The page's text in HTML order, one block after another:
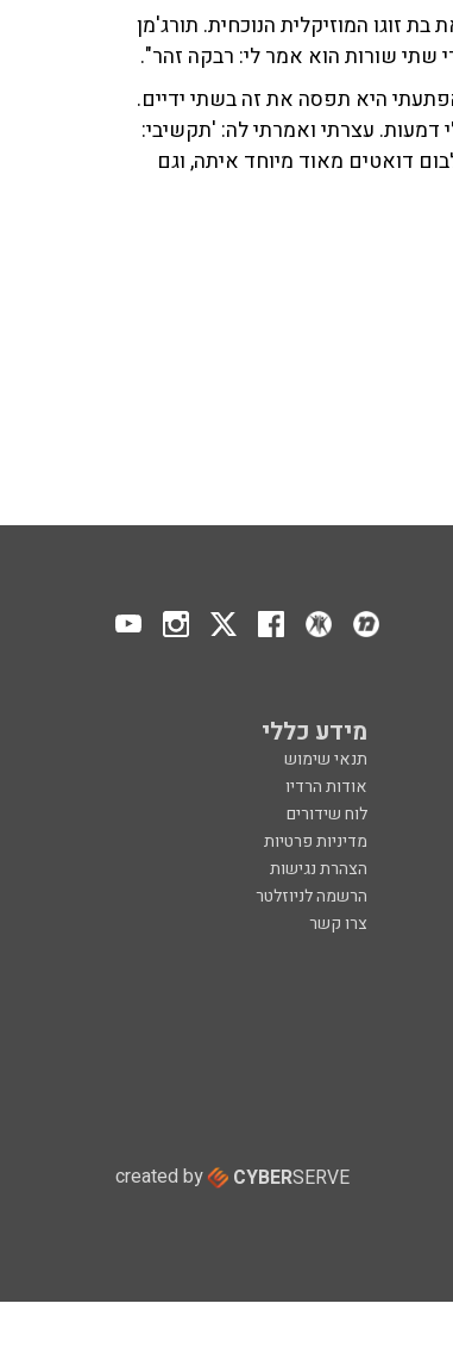
זוגו המוזיקלית הנוכחית. תורג'מן
שתי שורות הוא אמר לי: רבקה זהר".
היא תפסה את זה בשתי ידיים.
דמעות. עצרתי ואמרתי לה: 'תקשיבי:
דואטים מאוד מיוחד איתה, וגם
מידע כללי
תנאי שימוש
אודות הרדיו
לוח שידורים
מדיניות פרטיות
הצהרת נגישות
הרשמה לניוזלטר
צרו קשר
created by CYBERSERVE